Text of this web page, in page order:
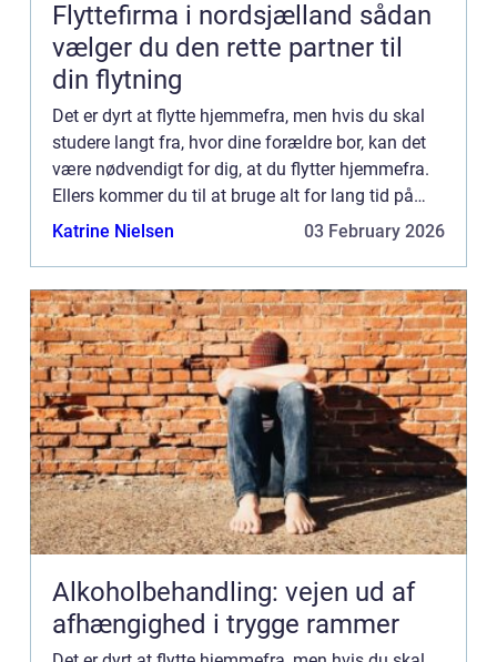
Flyttefirma i nordsjælland sådan
vælger du den rette partner til
din flytning
Det er dyrt at flytte hjemmefra, men hvis du skal
studere langt fra, hvor dine forældre bor, kan det
være nødvendigt for dig, at du flytter hjemmefra.
Ellers kommer du til at bruge alt for lang tid på
transport hver dag. Har ...
Katrine Nielsen 03 February 2026
Alkoholbehandling: vejen ud af
afhængighed i trygge rammer